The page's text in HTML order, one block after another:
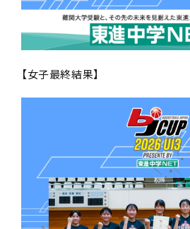
【女子最終結果】